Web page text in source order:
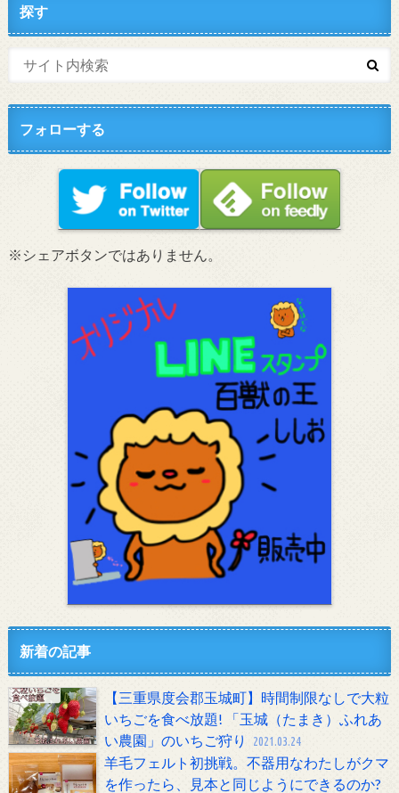
探す
フォローする
※シェアボタンではありません。
新着の記事
【三重県度会郡玉城町】時間制限なしで大粒
いちごを食べ放題! 「玉城（たまき）ふれあ
い農園」のいちご狩り
2021.03.24
羊毛フェルト初挑戦。不器用なわたしがクマ
を作ったら、見本と同じようにできるのか?